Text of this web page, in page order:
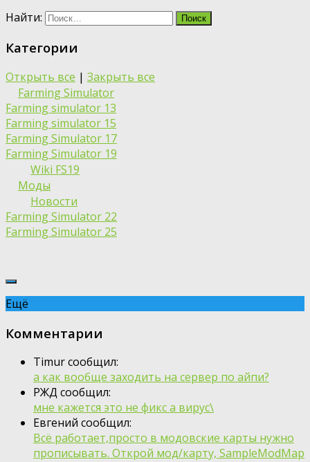
Найти:
Категории
Открыть все | Закрыть все
Farming Simulator
Farming simulator 13
Farming simulator 15
Farming Simulator 17
Farming Simulator 19
Wiki FS19
Моды
Новости
Farming Simulator 22
Farming Simulator 25
Ещё
Комментарии
Timur сообщил:
а как вообще заходить на сервер по айпи?
РЖД сообщил:
мне кажется это не фикс а вирус\
Евгений сообщил:
Всё работает,просто в модовские карты нужно
прописывать. Открой мод/карту, SampleModMap